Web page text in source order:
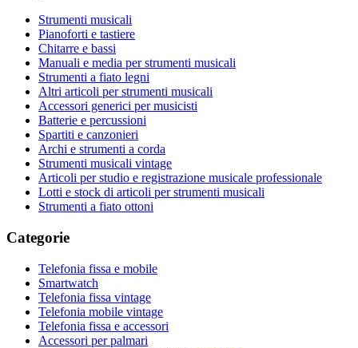
Strumenti musicali
Pianoforti e tastiere
Chitarre e bassi
Manuali e media per strumenti musicali
Strumenti a fiato legni
Altri articoli per strumenti musicali
Accessori generici per musicisti
Batterie e percussioni
Spartiti e canzonieri
Archi e strumenti a corda
Strumenti musicali vintage
Articoli per studio e registrazione musicale professionale
Lotti e stock di articoli per strumenti musicali
Strumenti a fiato ottoni
Categorie
Telefonia fissa e mobile
Smartwatch
Telefonia fissa vintage
Telefonia mobile vintage
Telefonia fissa e accessori
Accessori per palmari